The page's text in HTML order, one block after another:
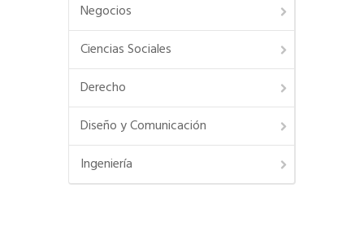
Negocios
Ciencias Sociales
Derecho
Diseño y Comunicación
Ingeniería